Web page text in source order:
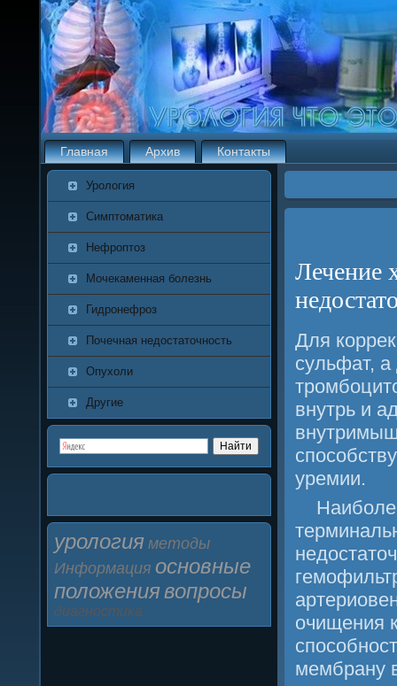
Главная Архив Контакты
Урология
Симптоматика
Нефроптоз
Мочекаменная болезнь
Гидронефроз
Почечная недостаточность
Опухоли
Другие
урология методы
Информация основные
положениявопросы
диагностика
Лечение
Для
сульфат,
внутрь и
уремии.
очищения
мембрану